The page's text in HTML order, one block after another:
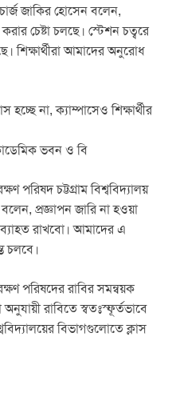
জাকির হোসেন বলেন,
চেষ্টা চলছে। স্টেশন চত্বরে
শিক্ষার্থীরা আমাদের অনুরোধ
হচ্ছে না, ক্যাম্পাসেও শিক্ষার্থীর
ভবন ও বি
পরিষদ চট্টগ্রাম বিশ্ববিদ্যালয়
প্রজ্ঞাপন জারি না হওয়া
রাখবো। আমাদের এ
চলবে।
পরিষদের রাবির সমন্বয়ক
রাবিতে স্বতঃস্ফূর্তভাবে
বিভাগগুলোতে ক্লাস